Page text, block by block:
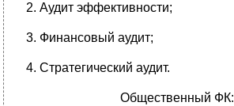
Аудит эффективности;
Финансовый аудит;
Стратегический аудит.
Общественный ФК: